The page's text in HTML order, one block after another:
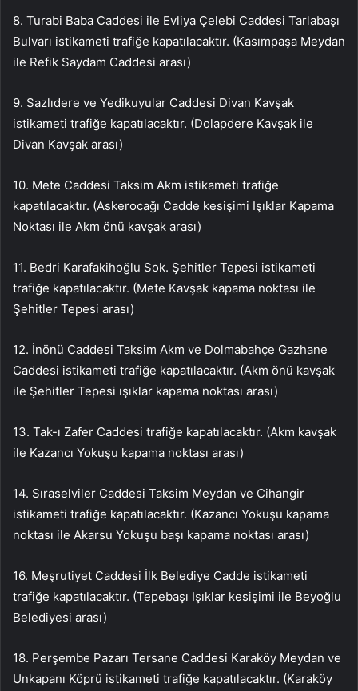
8. Turabi Baba Caddesi ile Evliya Çelebi Caddesi Tarlabaşı
Bulvarı istikameti trafiğe kapatılacaktır. (Kasımpaşa Meydan
ile Refik Saydam Caddesi arası)
9. Sazlıdere ve Yedikuyular Caddesi Divan Kavşak
istikameti trafiğe kapatılacaktır. (Dolapdere Kavşak ile
Divan Kavşak arası)
10. Mete Caddesi Taksim Akm istikameti trafiğe
kapatılacaktır. (Askerocağı Cadde kesişimi Işıklar Kapama
Noktası ile Akm önü kavşak arası)
11. Bedri Karafakihoğlu Sok. Şehitler Tepesi istikameti
trafiğe kapatılacaktır. (Mete Kavşak kapama noktası ile
Şehitler Tepesi arası)
12. İnönü Caddesi Taksim Akm ve Dolmabahçe Gazhane
Caddesi istikameti trafiğe kapatılacaktır. (Akm önü kavşak
ile Şehitler Tepesi ışıklar kapama noktası arası)
13. Tak-ı Zafer Caddesi trafiğe kapatılacaktır. (Akm kavşak
ile Kazancı Yokuşu kapama noktası arası)
14. Sıraselviler Caddesi Taksim Meydan ve Cihangir
istikameti trafiğe kapatılacaktır. (Kazancı Yokuşu kapama
noktası ile Akarsu Yokuşu başı kapama noktası arası)
16. Meşrutiyet Caddesi İlk Belediye Cadde istikameti
trafiğe kapatılacaktır. (Tepebaşı Işıklar kesişimi ile Beyoğlu
Belediyesi arası)
18. Perşembe Pazarı Tersane Caddesi Karaköy Meydan ve
Unkapanı Köprü istikameti trafiğe kapatılacaktır. (Karaköy